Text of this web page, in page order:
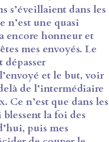
s’éveillaient dans les
n’est une quasi
encore honneur et
mes envoyés. Le
dépasser
et le but, voir
de l’intermédiaire
Ce n’est que dans les
blessent la foi des
puis mes